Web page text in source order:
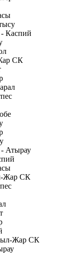
Каспий
СК
Атырау
Жар СК
Жар СК